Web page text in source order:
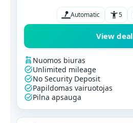
Automatic 5
View deal
Nuomos biuras
Unlimited mileage
No Security Deposit
Papildomas vairuotojas
Pilna apsauga